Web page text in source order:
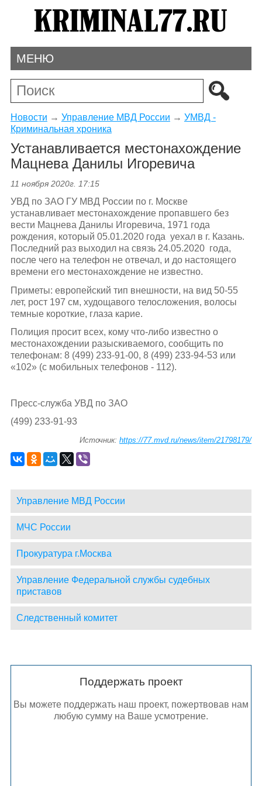
МЕНЮ
Новости → Управление МВД России → УМВД -
Криминальная хроника
Устанавливается местонахождение
Мацнева Данилы Игоревича
11 ноября 2020г. 17:15
УВД по ЗАО ГУ МВД России по г. Москве
устанавливает местонахождение пропавшего без
вести Мацнева Данилы Игоревича, 1971 года
рождения, который 05.01.2020 года уехал в г. Казань.
Последний раз выходил на связь 24.05.2020 года,
после чего на телефон не отвечал, и до настоящего
времени его местонахождение не известно.
Приметы: европейский тип внешности, на вид 50-55
лет, рост 197 см, худощавого телосложения, волосы
темные короткие, глаза карие.
Полиция просит всех, кому что-либо известно о
местонахождении разыскиваемого, сообщить по
телефонам: 8 (499) 233-91-00, 8 (499) 233-94-53 или
«102» (с мобильных телефонов - 112).
Пресс-служба УВД по ЗАО
(499) 233-91-93
Источник:https://77.mvd.ru/news/item/21798179/
Управление МВД России
МЧС России
Прокуратура г.Москва
Управление Федеральной службы судебных
приставов
Следственный комитет
Поддержать проект
Вы можете поддержать наш проект, пожертвовав нам
любую сумму на Ваше усмотрение.